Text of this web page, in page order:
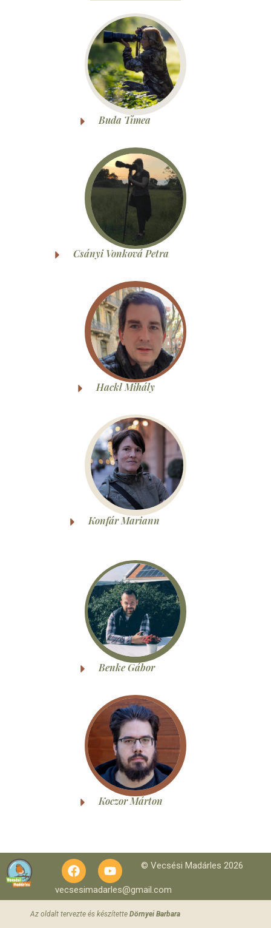
Buda Tímea
Csányi Vonková Petra
Hackl Mihály
Konfár Mariann
Benke Gábor
Koczor Márton
vecsesimadarles@gmail.com
© Vecsési Madárles 2026
Az oldalt tervezte és készítette Dörnyei Barbara